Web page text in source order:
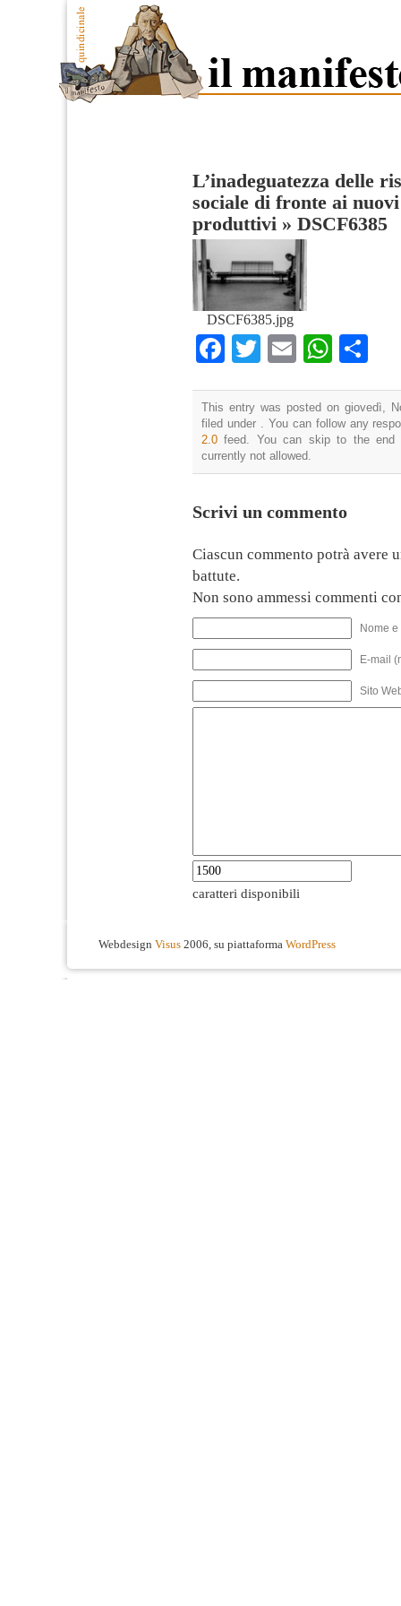
L’inadeguatezza delle
sociale di fronte ai
produttivi » DSCF6385
DSCF6385.jpg
Facebook
TwitterEmail
This entry was posted on giovedì,
filed under . You can follow any
2.0 feed. You can skip to the end
currently not allowed.
Scrivi un commento
Ciascun commento potrà avere
battute.
Non sono ammessi commenti
Nome
E-mail
Sito
caratteri disponibili
Webdesign Visus 2006, su piattaforma WordPress